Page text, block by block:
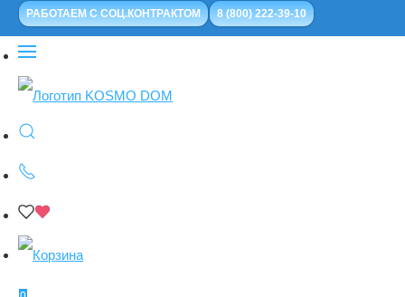
РАБОТАЕМ С СОЦ.КОНТРАКТОМ 8 (800) 222-39-10